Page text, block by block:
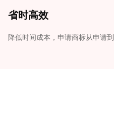
省时高效
降低时间成本，申请商标从申请